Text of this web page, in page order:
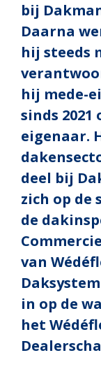
bij
Daarna
hij steeds
hij mede-
sinds
eigenaar.
deel bij
zich op de
de
van
in op de
het